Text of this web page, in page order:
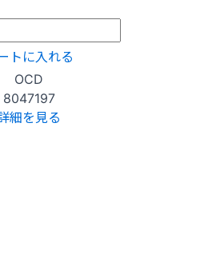
トに入れる
OCD
8047197
細を見る